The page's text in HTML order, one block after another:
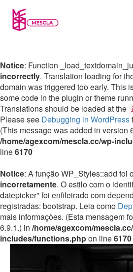
Notice: Function
incorrectly. Translation loading for
domain was triggered too early. This
some code in the plugin or theme
Translations should be loaded at the
Please see Debugging in WordPress
(This message was added in version
/home/agexcom/mescla.cc/wp-
line6170
Notice: A função WP_Styles::add foi
incorretamente. O estilo com o
datepicker" foi enfileirado com
registradas: bootstrap. Leia como
mais informações. (Esta mensagem
6.9.1.) in /home/agexcom/
includes/functions.phpon line6170